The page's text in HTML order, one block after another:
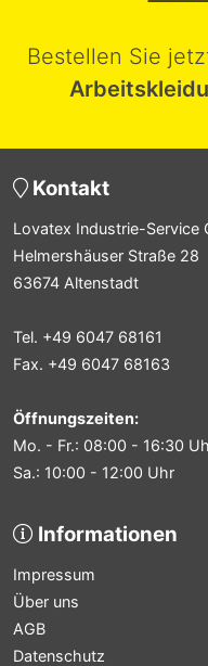
Bestellen Sie
Kontakt
Lovatex Industrie-Service
Helmershäuser Straße 28
63674 Altenstadt
Tel. +49 6047 68161
Fax. +49 6047 68163
Öffnungszeiten:
Mo. - Fr.: 08:00 - 16:30
Sa.: 10:00 - 12:00 Uhr
Informationen
Impressum
Über uns
AGB
Datenschutz